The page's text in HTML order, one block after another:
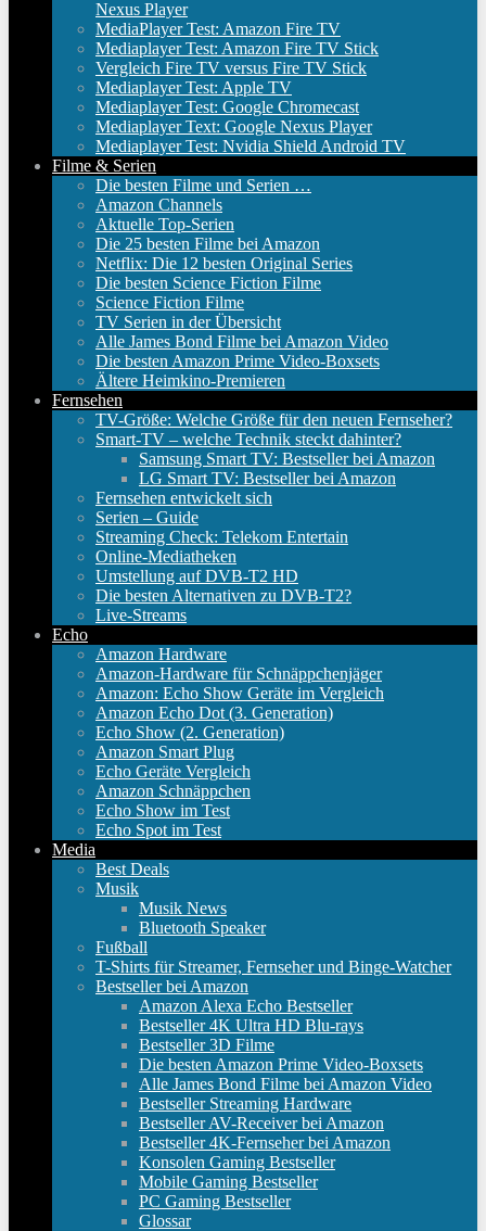
Nexus Player
MediaPlayer Test: Amazon Fire TV
Mediaplayer Test: Amazon Fire TV Stick
Vergleich Fire TV versus Fire TV Stick
Mediaplayer Test: Apple TV
Mediaplayer Test: Google Chromecast
Mediaplayer Text: Google Nexus Player
Mediaplayer Test: Nvidia Shield Android TV
Filme & Serien
Die besten Filme und Serien …
Amazon Channels
Aktuelle Top-Serien
Die 25 besten Filme bei Amazon
Netflix: Die 12 besten Original Series
Die besten Science Fiction Filme
Science Fiction Filme
TV Serien in der Übersicht
Alle James Bond Filme bei Amazon Video
Die besten Amazon Prime Video-Boxsets
Ältere Heimkino-Premieren
Fernsehen
TV-Größe: Welche Größe für den neuen Fernseher?
Smart-TV – welche Technik steckt dahinter?
Samsung Smart TV: Bestseller bei Amazon
LG Smart TV: Bestseller bei Amazon
Fernsehen entwickelt sich
Serien – Guide
Streaming Check: Telekom Entertain
Online-Mediatheken
Umstellung auf DVB-T2 HD
Die besten Alternativen zu DVB-T2?
Live-Streams
Echo
Amazon Hardware
Amazon-Hardware für Schnäppchenjäger
Amazon: Echo Show Geräte im Vergleich
Amazon Echo Dot (3. Generation)
Echo Show (2. Generation)
Amazon Smart Plug
Echo Geräte Vergleich
Amazon Schnäppchen
Echo Show im Test
Echo Spot im Test
Media
Best Deals
Musik
Musik News
Bluetooth Speaker
Fußball
T-Shirts für Streamer, Fernseher und Binge-Watcher
Bestseller bei Amazon
Amazon Alexa Echo Bestseller
Bestseller 4K Ultra HD Blu-rays
Bestseller 3D Filme
Die besten Amazon Prime Video-Boxsets
Alle James Bond Filme bei Amazon Video
Bestseller Streaming Hardware
Bestseller AV-Receiver bei Amazon
Bestseller 4K-Fernseher bei Amazon
Konsolen Gaming Bestseller
Mobile Gaming Bestseller
PC Gaming Bestseller
Glossar